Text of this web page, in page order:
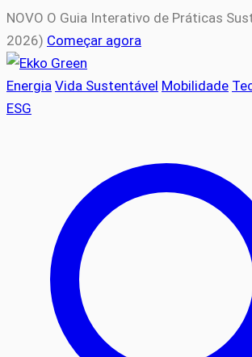
NOVO O Guia Interativo de Práticas
2026) Começar agora
Energia Vida Sustentável Mobilidade
ESG